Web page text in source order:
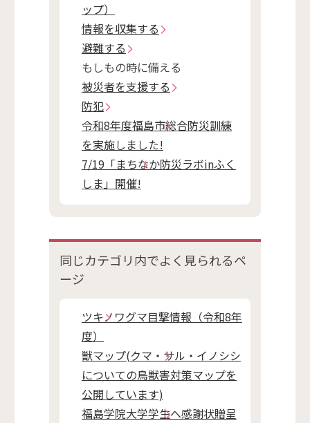
ップ）
情報を収集する
避難する
もしもの時に備える
被災者を支援する
防犯
令和8年度福島市総合防災訓練
を実施しました!
7/19「まちなか防災ラボinふく
しま」開催!
同じカテゴリ内でよく見られるペ
ージ
ツキノワグマ目撃情報（令和8年
度）
獣マップ(クマ・サル・イノシシ
についての鳥獣害対策マップを
公開しています)
福島学院大学学生へ感謝状贈呈